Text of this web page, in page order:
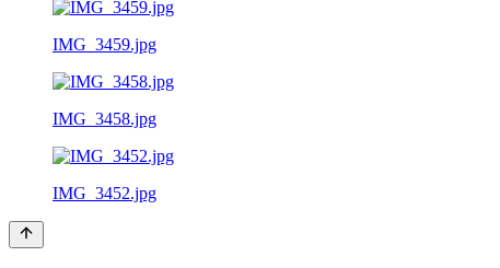
IMG_3459.jpg
IMG_3458.jpg
IMG_3452.jpg